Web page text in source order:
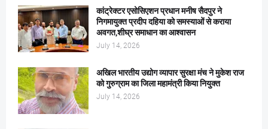
कांट्रेक्टर एसोसिएशन प्रधान मनीष सैदपुर ने
निगमायुक्त प्रदीप दहिया को समस्याओं से कराया
अवगत,शीघ्र समाधान का आश्वासन
July 14, 2026
अखिल भारतीय उद्योग व्यापार सुरक्षा मंच ने मुकेश राज
को गुरुग्राम का जिला महामंत्री किया नियुक्त
July 14, 2026